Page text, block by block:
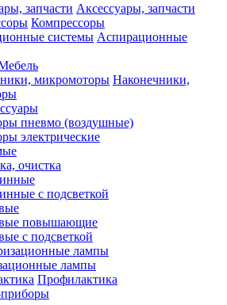
Аксессуары, запчасти
Компрессоры
Аспирационные
Наконечники,
пневмо (воздушные)
электрические
очистка
с подсветкой
повышающие
с подсветкой
лампы
Профилактика
приборы